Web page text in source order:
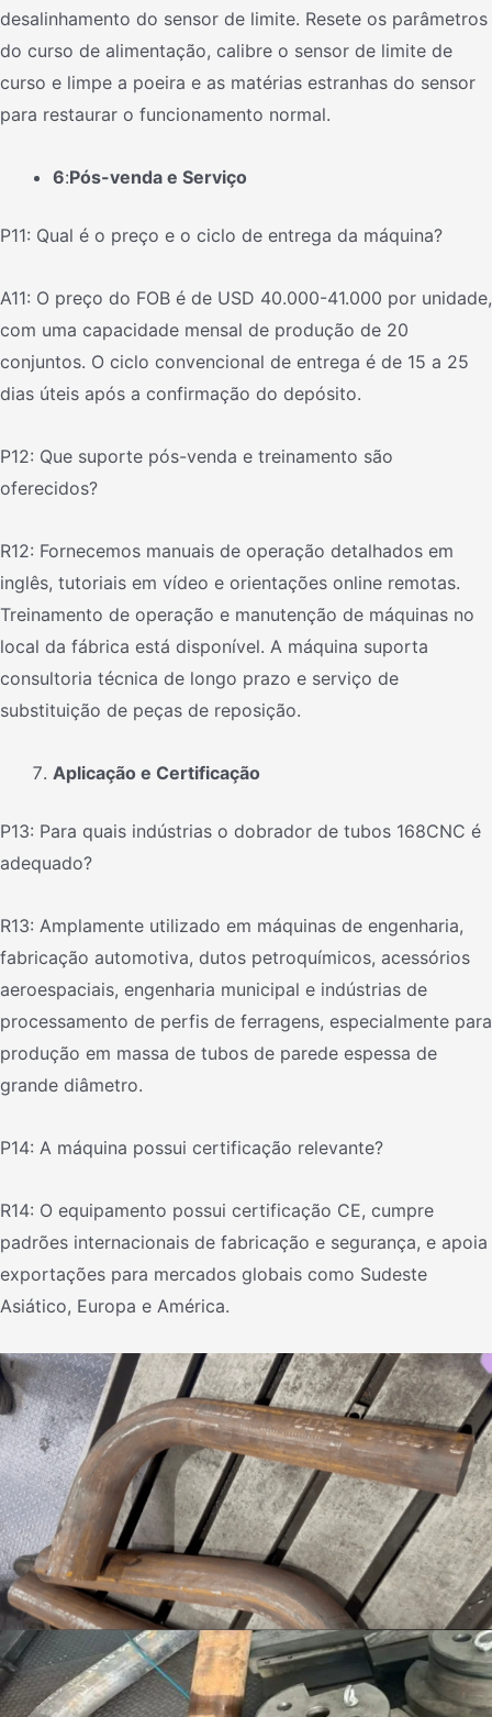
desalinhamento do sensor de limite. Resete os parâmetros
do curso de alimentação, calibre o sensor de limite de
curso e limpe a poeira e as matérias estranhas do sensor
para restaurar o funcionamento normal.
6:Pós-venda e Serviço
P11: Qual é o preço e o ciclo de entrega da máquina?
A11: O preço do FOB é de USD 40.000-41.000 por unidade,
com uma capacidade mensal de produção de 20
conjuntos. O ciclo convencional de entrega é de 15 a 25
dias úteis após a confirmação do depósito.
P12: Que suporte pós-venda e treinamento são
oferecidos?
R12: Fornecemos manuais de operação detalhados em
inglês, tutoriais em vídeo e orientações online remotas.
Treinamento de operação e manutenção de máquinas no
local da fábrica está disponível. A máquina suporta
consultoria técnica de longo prazo e serviço de
substituição de peças de reposição.
Aplicação e Certificação
P13: Para quais indústrias o dobrador de tubos 168CNC é
adequado?
R13: Amplamente utilizado em máquinas de engenharia,
fabricação automotiva, dutos petroquímicos, acessórios
aeroespaciais, engenharia municipal e indústrias de
processamento de perfis de ferragens, especialmente para
produção em massa de tubos de parede espessa de
grande diâmetro.
P14: A máquina possui certificação relevante?
R14: O equipamento possui certificação CE, cumpre
padrões internacionais de fabricação e segurança, e apoia
exportações para mercados globais como Sudeste
Asiático, Europa e América.